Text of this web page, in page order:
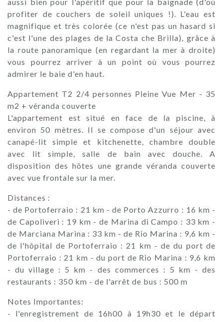
profiter de couchers de soleil uniques !). L'eau est
magnifique et très colorée (ce n'est pas un hasard si
c'est l'une des plages de la Costa che Brilla), grâce à
la route panoramique (en regardant la mer à droite)
vous pourrez arriver à un point où vous pourrez
admirer le baie d'en haut.
Appartement T2 2/4 personnes Pleine Vue Mer - 35
m2 + véranda couverte
L'appartement est situé en face de la piscine, à
environ 50 mètres. Il se compose d'un séjour avec
canapé-lit simple et kitchenette, chambre double
avec lit simple, salle de bain avec douche. A
disposition des hôtes une grande véranda couverte
avec vue frontale sur la mer.
Distances :
- de Portoferraio : 21 km - de Porto Azzurro : 16 km -
de Capoliveri : 19 km - de Marina di Campo : 33 km -
de Marciana Marina : 33 km - de Rio Marina : 9,6 km -
de l'hôpital de Portoferraio : 21 km - de du port de
Portoferraio : 21 km - du port de Rio Marina : 9,6 km
- du village : 5 km - des commerces : 5 km - des
restaurants : 350 km - de l'arrêt de bus : 500 m
Notes Importantes:
- l'enregistrement de 16h00 à 19h30 et le départ